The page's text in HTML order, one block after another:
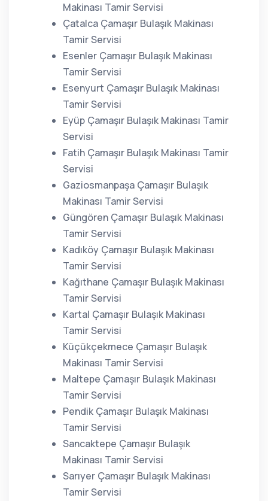
Makinası Tamir Servisi
Çatalca Çamaşır Bulaşık Makinası
Tamir Servisi
Esenler Çamaşır Bulaşık Makinası
Tamir Servisi
Esenyurt Çamaşır Bulaşık Makinası
Tamir Servisi
Eyüp Çamaşır Bulaşık Makinası Tamir
Servisi
Fatih Çamaşır Bulaşık Makinası Tamir
Servisi
Gaziosmanpaşa Çamaşır Bulaşık
Makinası Tamir Servisi
Güngören Çamaşır Bulaşık Makinası
Tamir Servisi
Kadıköy Çamaşır Bulaşık Makinası
Tamir Servisi
Kağıthane Çamaşır Bulaşık Makinası
Tamir Servisi
Kartal Çamaşır Bulaşık Makinası
Tamir Servisi
Küçükçekmece Çamaşır Bulaşık
Makinası Tamir Servisi
Maltepe Çamaşır Bulaşık Makinası
Tamir Servisi
Pendik Çamaşır Bulaşık Makinası
Tamir Servisi
Sancaktepe Çamaşır Bulaşık
Makinası Tamir Servisi
Sarıyer Çamaşır Bulaşık Makinası
Tamir Servisi